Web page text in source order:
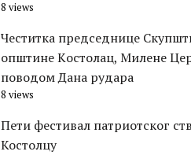
8 views
Честитка председнице
општине Kостолац, Милене
поводом Дана рудара
8 views
Пети фестивал патриотског
Костолцу